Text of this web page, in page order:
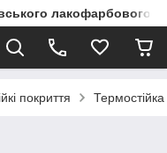
покриття